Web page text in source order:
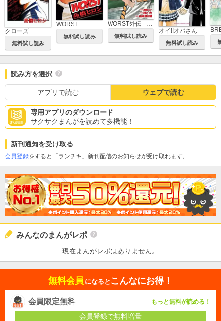
クローズ
無料試し読み
WORST
無料試し読み
WORST外伝 ゼットン先生
無料試し読み
オイ!!オバさん
無料試し読み
読み方を選択
アプリで読む ウェブで読む
専用アプリのダウンロード
サクサクまんがを読めて多機能！
新刊通知を受け取る
会員登録をすると「ランチキ」新刊配信のお知らせが受け取れます。
みんなのまんがレポ
現在まんがレポはありません。
無料会員 になると こんなにお得！
会員限定無料 もっと無料が読める！
会員登録で無料増量